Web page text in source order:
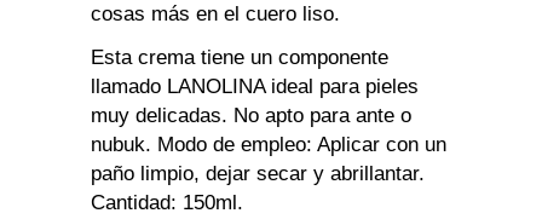
cosas más en el cuero liso.
Esta crema tiene un componente
llamado LANOLINA ideal para pieles
muy delicadas. No apto para ante o
nubuk. Modo de empleo: Aplicar con un
paño limpio, dejar secar y abrillantar.
Cantidad: 150ml.